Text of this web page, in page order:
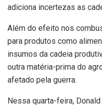
adiciona incertezas as
Além do efeito nos
para produtos como
insumos da cadeia
outra matéria-prima do
afetado pela guerra.
Nessa quarta-feira,